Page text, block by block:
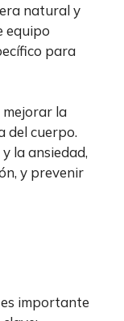
natural y
equipo
para
mejorar la
del cuerpo.
la ansiedad,
y prevenir
importante